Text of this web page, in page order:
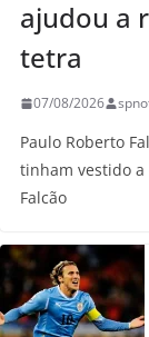
ajudou a
tetra
07/08/2026
Paulo Roberto
tinham vestido a
Falcão